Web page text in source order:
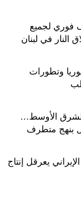
فوري لجميع
النار في لبنان
وتطورات
الأوسط…
بنهج متطرف
يعرقل إنتاج